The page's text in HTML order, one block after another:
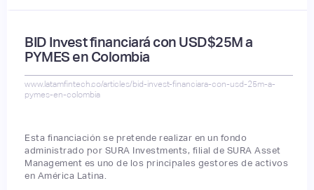
BID Invest financiará con USD$25M a
PYMES en Colombia
www.latamfintech.co/articles/bid-invest-financiara-con-usd-25m-a-
pymes-en-colombia
Esta financiación se pretende realizar en un fondo
administrado por SURA Investments, filial de SURA Asset
Management es uno de los principales gestores de activos
en América Latina.